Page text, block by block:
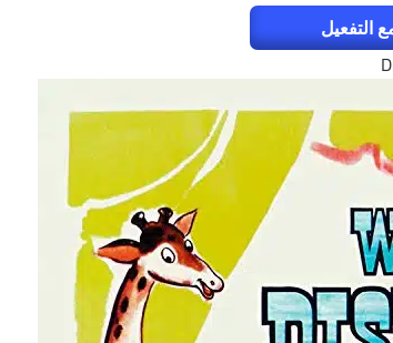
التفعيل